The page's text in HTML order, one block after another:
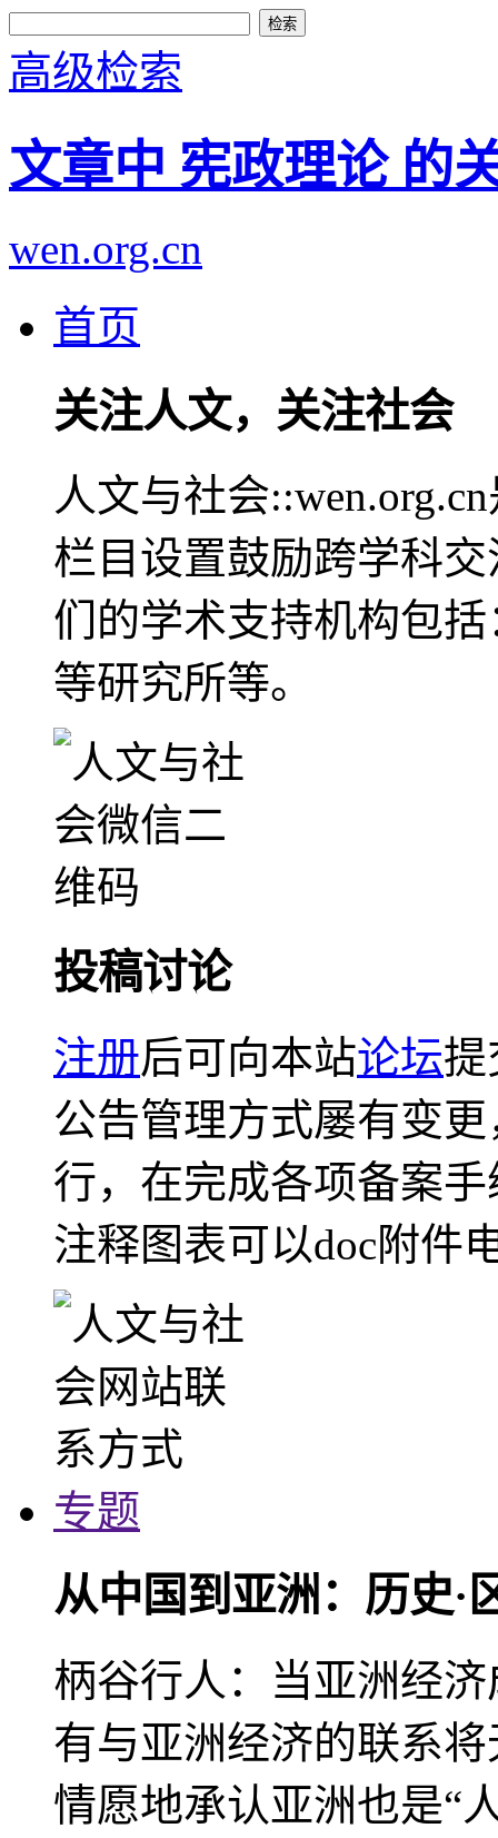
高级检索
文章中 宪政理论 的
wen.org.cn
首页
关注人文，关注社会
人文与社会
栏目设置鼓励跨学科
们的学术支持机构包
等研究所等。
投稿讨论
注册后可向本站论坛提
公告管理方式屡有变
行，在完成各项备案
注释图表可以doc附件
专题
从中国到亚洲：历史·
柄谷行人：当亚洲经
有与亚洲经济的联系
情愿地承认亚洲也是“